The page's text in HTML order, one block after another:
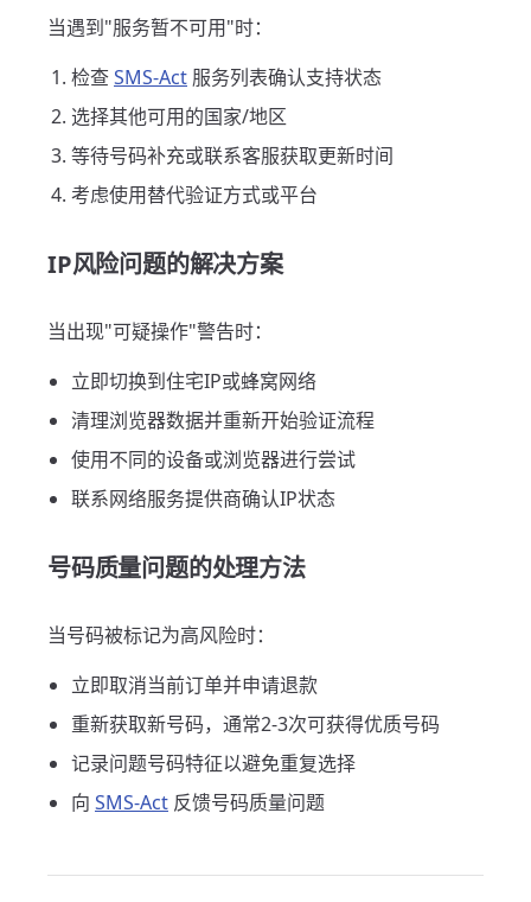
当遇到"服务暂不可用"时：
检查SMS-Act 服务列表确认支持状态
选择其他可用的国家/地区
等待号码补充或联系客服获取更新时间
考虑使用替代验证方式或平台
IP风险问题的解决方案
当出现"可疑操作"警告时：
立即切换到住宅IP或蜂窝网络
清理浏览器数据并重新开始验证流程
使用不同的设备或浏览器进行尝试
联系网络服务提供商确认IP状态
号码质量问题的处理方法
当号码被标记为高风险时：
立即取消当前订单并申请退款
重新获取新号码，通常2-3次可获得优质号码
记录问题号码特征以避免重复选择
向 SMS-Act 反馈号码质量问题